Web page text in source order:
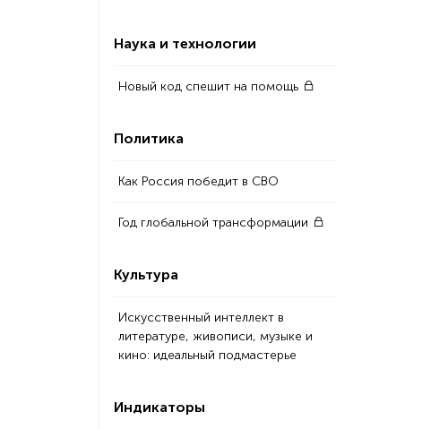
Наука и технологии
Новый код спешит на помощь
Политика
Как Россия победит в СВО
Год глобальной трансформации
Культура
Искусственный интеллект в
литературе, живописи, музыке и
кино: идеальный подмастерье
Индикаторы